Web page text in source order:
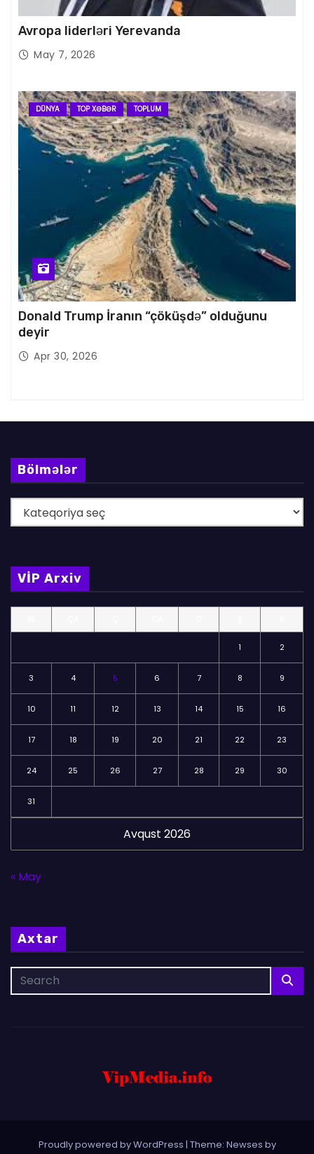
Avropa liderləri Yerevanda
May 7, 2026
DÜNYA TOP XƏBƏR TOPLUM
Donald Trump İranın “çöküşdə” olduğunu
deyir
Apr 30, 2026
Bölmələr
ö
m
l
VİP Arxiv
Avqust 2026
1 2
3 4 5 6 7 8 9
10 11 12 13 14 15 16
17 18 19 20 21 22 23
24 25 26 27 28 29 30
31
« May
Axtar
Proudly powered by WordPress | Theme: Newses by